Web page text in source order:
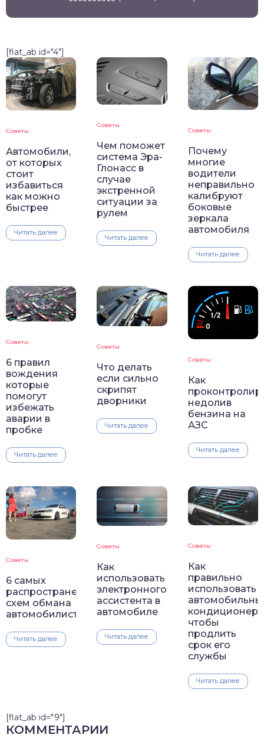
[flat_ab id="4"]
Советы
Автомобили,
от которых
стоит
избавиться
как можно
быстрее
Читать далее
Советы
Чем поможет
система Эра-
Глонасс в
случае
экстренной
ситуации за
рулем
Читать далее
Советы
Почему
многие
водители
неправильно
калибруют
боковые
зеркала
автомобиля
Читать далее
Советы
6 правил
вождения
которые
помогут
избежать
аварии в
пробке
Читать далее
Советы
Что делать
если сильно
скрипят
дворники
Читать далее
Советы
Как
недолив
бензина на
АЗС
Читать далее
Советы
6 самых
распространенных
схем обмана
автомобилистов
Читать далее
Советы
Как
использовать
электронного
ассистента в
автомобиле
Читать далее
Советы
Как
правильно
использовать
кондиционер
чтобы
продлить
срок его
службы
Читать далее
[flat_ab id="9"]
КОММЕНТАРИИ